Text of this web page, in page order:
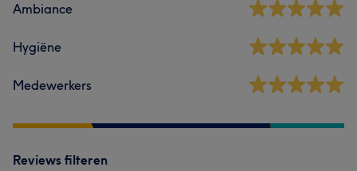
Ambiance
Hygiëne
Medewerkers
Reviews filteren